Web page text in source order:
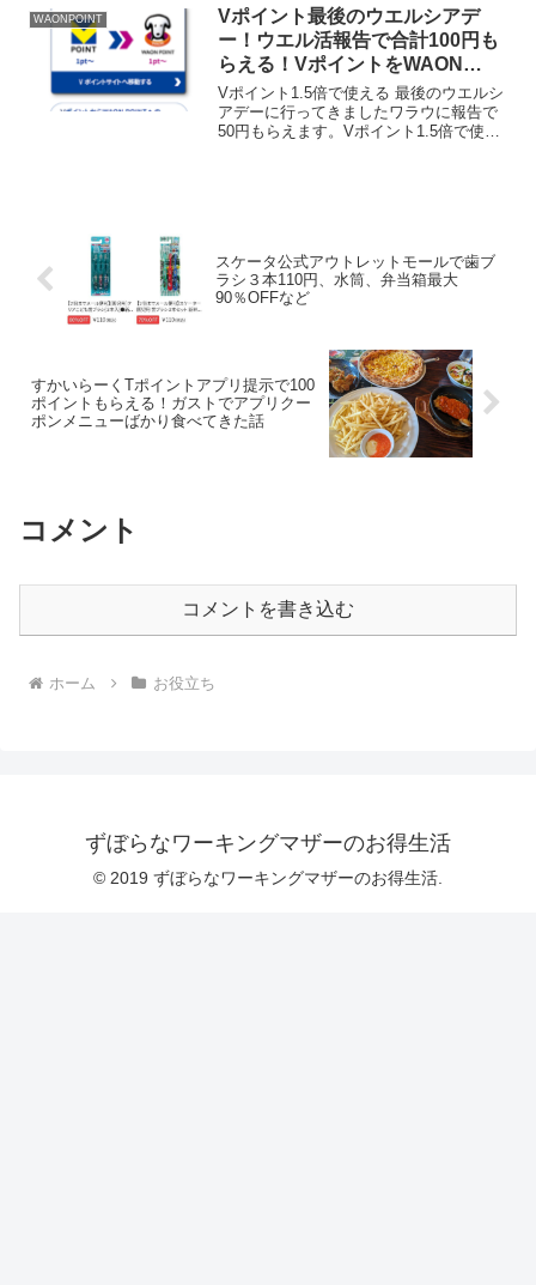
上記抽選の対象者限定で、2022年1月...
WAONPOINT
Vポイント最後のウエルシアデ
ー！ウエル活報告で合計100円も
らえる！VポイントをWAON
POINTに交換する方法
Vポイント1.5倍で使える 最後のウエルシ
アデーに行ってきましたワラウに報告で
50円もらえます。Vポイント1.5倍で使え
スケータ公式アウトレットモールで歯ブ
ラシ３本110円、水筒、弁当箱最大
90％OFFなど
すかいらーくTポイントアプリ提示で100
ポイントもらえる！ガストでアプリクー
ポンメニューばかり食べてきた話
コメント
コメントを書き込む
ホーム お役立ち
ずぼらなワーキングマザーのお得生活
© 2019 ずぼらなワーキングマザーのお得生活.